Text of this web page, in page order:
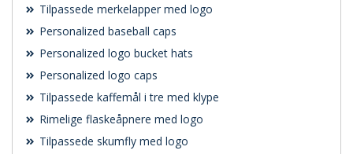
Tilpassede merkelapper med logo
Personalized baseball caps
Personalized logo bucket hats
Personalized logo caps
Tilpassede kaffemål i tre med klype
Rimelige flaskeåpnere med logo
Tilpassede skumfly med logo